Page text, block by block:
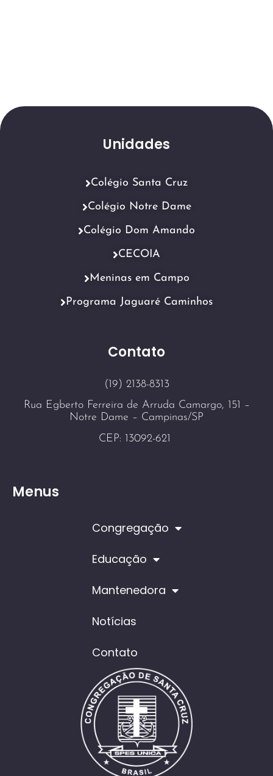
Contato
(19) 2138-8313
Rua Egberto Ferreira de Arruda Camargo, 151 –
Notre Dame – Campinas/SP
CEP: 13092-621
Menus
Congregação
Educação
Mantenedora
Notícias
Contato
Unidades
Colégio Santa Cruz
Colégio Notre Dame
Colégio Dom Amando
CECOIA
Meninas em Campo
Programa Jaguaré Caminhos